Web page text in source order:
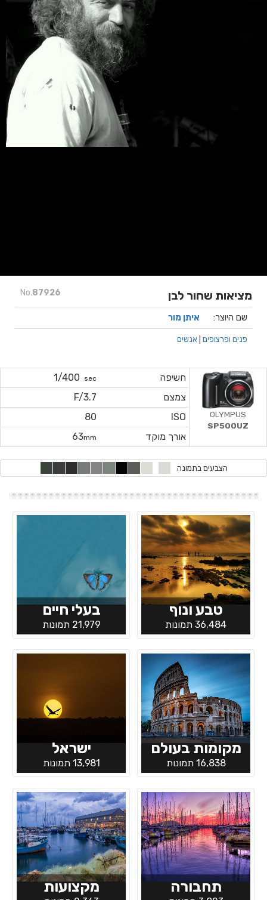
No.87926 מציאות שחור לבן
שם היוצר: איתן מור
פנים ופרצופים אנשים
חשיפה sec
1/400
צמצם
F/3.7
ISO
80
אורך מוקד
63mm
OLYMPUS
SP500UZ
הצבעים בתמונה
טבע ונוף
36,484 תמונות
בעלי חיים
21,979 תמונות
מקומות בעולם
16,838 תמונות
ישראל
13,981 תמונות
תחבורה מקצועות